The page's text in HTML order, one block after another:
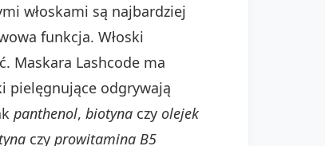
włoskami są najbardziej
funkcja. Włoski
Maskara Lashcode ma
pielęgnujące odgrywają
panthenol, biotyna czy olejek
czy prowitamina B5